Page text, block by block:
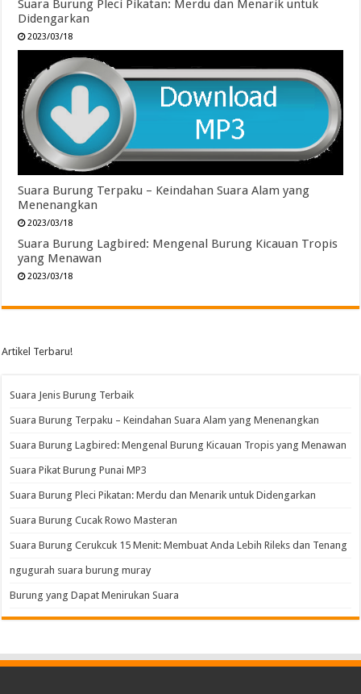
Suara Burung Pleci Pikatan: Merdu dan Menarik untuk
Didengarkan
2023/03/18
Suara Burung Terpaku – Keindahan Suara Alam yang
Menenangkan
2023/03/18
Suara Burung Lagbired: Mengenal Burung Kicauan Tropis
yang Menawan
2023/03/18
Artikel Terbaru!
Suara Jenis Burung Terbaik
Suara Burung Terpaku – Keindahan Suara Alam yang Menenangkan
Suara Burung Lagbired: Mengenal Burung Kicauan Tropis yang Menawan
Suara Pikat Burung Punai MP3
Suara Burung Pleci Pikatan: Merdu dan Menarik untuk Didengarkan
Suara Burung Cucak Rowo Masteran
Suara Burung Cerukcuk 15 Menit: Membuat Anda Lebih Rileks dan Tenang
ngugurah suara burung muray
Burung yang Dapat Menirukan Suara